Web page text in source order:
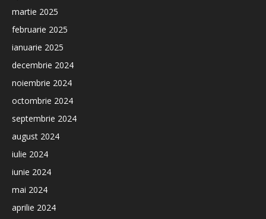
martie 2025
februarie 2025
ianuarie 2025
decembrie 2024
noiembrie 2024
octombrie 2024
septembrie 2024
august 2024
iulie 2024
iunie 2024
mai 2024
aprilie 2024